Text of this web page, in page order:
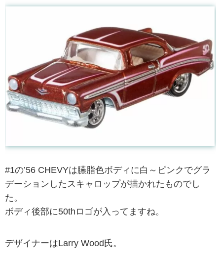
#1の’56 CHEVYは臙脂色ボディに白～ピンクでグラ
デーションしたスキャロップが描かれたものでし
た。
ボディ後部に50thロゴが入ってますね。
デザイナーはLarry Wood氏。